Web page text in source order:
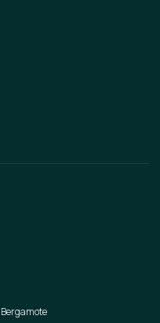
Bergamote